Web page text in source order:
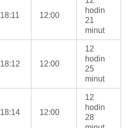
18:11 12:00
hodin
21
minut
18:12 12:00
12
hodin
25
minut
18:14 12:00
12
hodin
28